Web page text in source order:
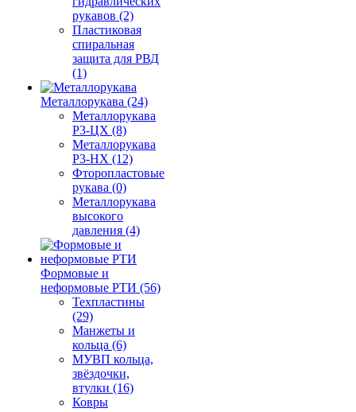
рукавов (2)
Пластиковая
спиральная
защита для РВД
(1)
Металлорукава (24)
Металлорукава
Р3-ЦХ (8)
Металлорукава
Р3-НХ (12)
Фторопластовые
рукава (0)
Металлорукава
высокого
давления (4)
Формовые и
неформовые РТИ (56)
Техпластины
(29)
Манжеты и
кольца (6)
МУВП кольца,
звёздочки,
втулки (16)
Ковры